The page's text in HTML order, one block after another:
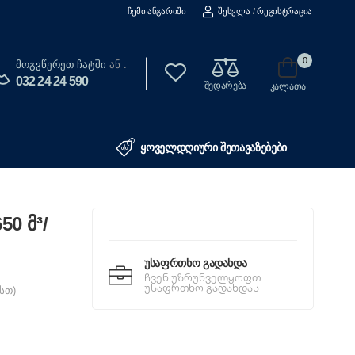
Ჩემი Ანგარიში Შესვლა / Რეგისტრაცია
Მოგვწერეთ Ჩატში ან :
032 24 24 590 შედარება
0
კალათა
ყოველდღიური შეთავაზებები
მ³/
Უსაფრთხო Გადახდა
ჩვენ უზრუნველყოფთ
უსაფრთხო გადახდას